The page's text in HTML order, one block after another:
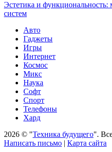
Эстетика и
систем
Авто
Гаджеты
Игры
Интернет
Космос
Микс
Наука
Софт
Спорт
Телефоны
Хард
2026 © "Техника будущего".
Написать письмо | Карта сайта